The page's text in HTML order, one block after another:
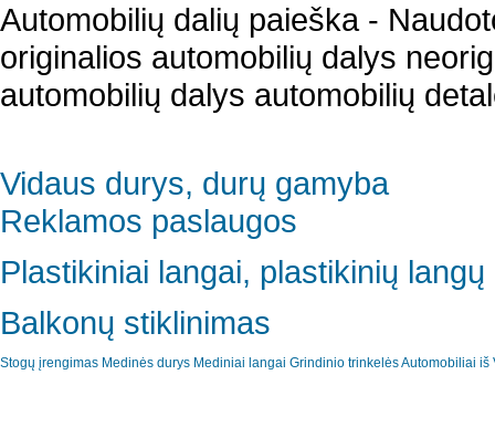
Automobilių dalių paieška -
originalios automobilių dalys
automobilių dalys automobilių
Vidaus durys, durų gamyba
Reklamos paslaugos
Plastikiniai langai, plastikinių
Balkonų stiklinimas
Stogų įrengimas Medinės durys Mediniai langai Grindinio trinkelėsAutomobiliai iš